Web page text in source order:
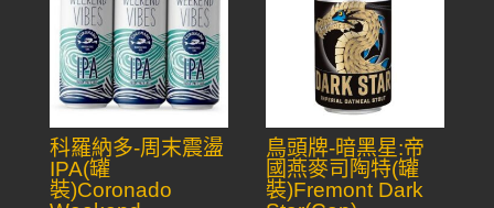
科羅納多-周末震盪
IPA(罐
裝)Coronado
鳥頭牌-暗黑星:帝
國燕麥司陶特(罐
裝)Fremont Dark